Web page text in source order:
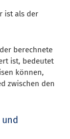
ist als der
berechnete
ist, bedeutet
können,
zwischen den